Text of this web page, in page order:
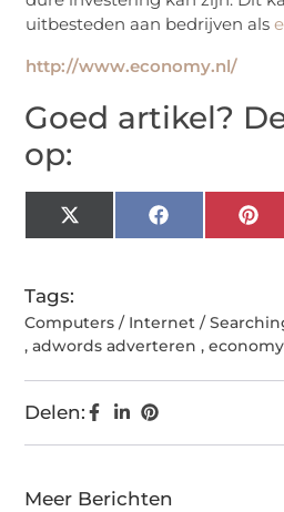
uitbesteden aan bedrijven als
http://www.economy.nl/
Goed artikel?
op:
X
(Twitter)
Facebook
Tags:
Computers / Internet /
,adwords adverteren ,
Delen:
Meer Berichten